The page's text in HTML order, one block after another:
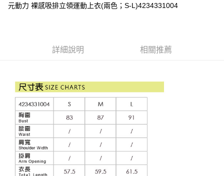
3.實際核准額度、可分期數及費用金額請依後續交易確認頁面所載為準。
1.分期款項不併入電信帳單，「大哥付你分期」於每月結算日後寄送繳費提
1.本服務係由「台灣大哥大股份有限公司」（以下簡稱本公司）所提供，讓
用戶於交易時，得透過本服務購買商品或服務，並由商店將買賣／分期付款
買賣價金債權讓與本公司後，依約使用本公司帳單繳交帳款。
2.基於同意付款使用「大哥付你分期」之契約關係目的，商店將以您的個人
資料（包含姓名、電話或地址）提供予台灣大哥大進項蒐集、處理及利用，
由本公司與您本人進行分期帳單所需資料之確認、核對及更正。
3.完整用戶服務條款，請詳閱以下連結：
https://oppay.tw/userRule
便利好安心！
【「AFTEE先享後付」結帳流程】
２．訂單成立數日內，您將收到繳費通知簡訊。
３．收到繳費通知簡訊後14天內，點擊此簡訊中的連結，可透過四大超商／
ATM／網路銀行／等多元方式進行付款，方視為交易完成。
※ 請注意：結帳手續完成當下不需立刻繳費，但若您需要取消訂單，請聯絡
購買商品的店家。未經商家同意取消之訂單仍視為有效，需透過AFTEE先享
後付繳納相關費用。
※ 交易是否成功請以「AFTEE先享後付 」之結帳頁面顯示為準，若有關於
是否繳費成功／繳費後需取消欲退款等相關疑問，請聯繫「AFTEE先享後付
客戶支援中心」https://netprotections.freshdesk.com/support/home
【注意事項】
運送方式
付款後全家取貨
萊爾富取貨付款
每筆NT$120，滿NT$2,500(含以上)免運費
付款後萊爾富取貨
每筆NT$120，滿NT$2,500(含以上)免運費
7-11取貨付款
每筆NT$120，滿NT$2,500(含以上)免運費
元動力 裸感吸排立領運動上衣(兩色；S-L)4234331004
詳細說明 相關推薦